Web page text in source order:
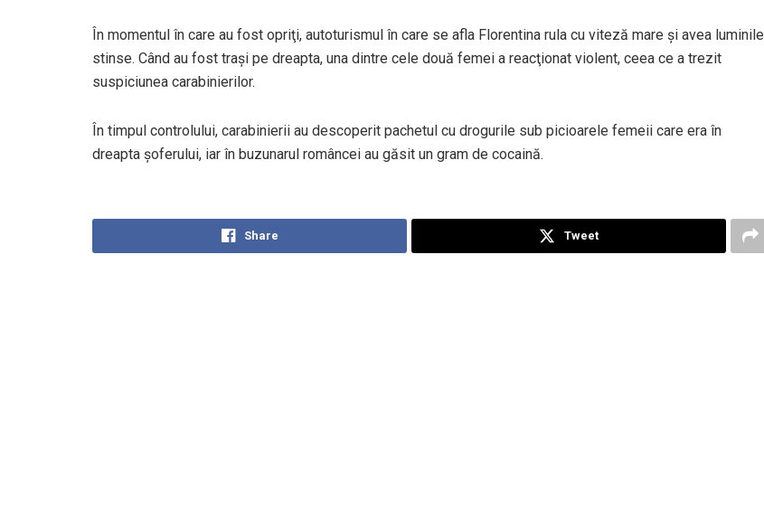
În momentul în care au fost opriţi, autoturismul în care se afla Florentina rula cu viteză mare şi avea luminile
stinse. Când au fost traşi pe dreapta, una dintre cele două femei a reacţionat violent, ceea ce a trezit
suspiciunea carabinierilor.
În timpul controlului, carabinierii au descoperit pachetul cu drogurile sub picioarele femeii care era în
dreapta şoferului, iar în buzunarul româncei au găsit un gram de cocaină.
Share Tweet